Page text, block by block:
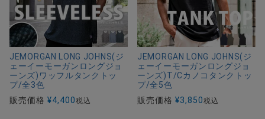
JEMORGAN LONG JOHNS(ジ
ェーイーモーガンロングジョ
ーンズ)ワッフルタンクトッ
プ/全3色
販売価格 ¥4,400税込
JEMORGAN LONG JOHNS(ジ
ェーイーモーガンロングジョ
ーンズ)T/Cカノコタンクトッ
プ/全5色
販売価格 ¥3,850税込